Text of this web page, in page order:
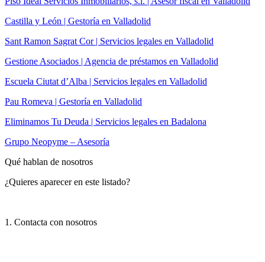
Castilla y León | Gestoría en Valladolid
Sant Ramon Sagrat Cor | Servicios legales en Valladolid
Gestione Asociados | Agencia de préstamos en Valladolid
Escuela Ciutat d’Alba | Servicios legales en Valladolid
Pau Romeva | Gestoría en Valladolid
Eliminamos Tu Deuda | Servicios legales en Badalona
Grupo Neopyme – Asesoría
Qué hablan de nosotros
¿Quieres aparecer en este listado?
1. Contacta con nosotros